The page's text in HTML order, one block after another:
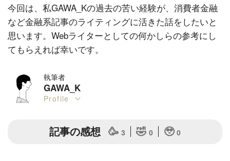
今回は、私GAWA_Kの過去の苦い経験が、消費者金融
など金融系記事のライティングに活きた話をしたいと
思います。Webライターとしての何かしらの参考にし
てもらえれば幸いです。
執筆者
GAWA_K
Profile
記事の感想 🥳 3 🤣 0 🥹 0